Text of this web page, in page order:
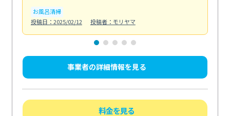
お風呂清掃
投稿日：2025/02/12
投稿者：モリヤマ
事業者の詳細情報を見る
料金を見る